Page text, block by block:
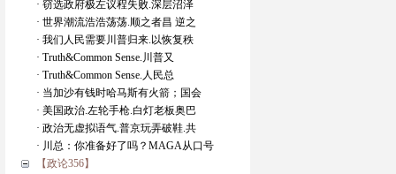
· 窃选政府极左议程失败.深层沼泽
· 世界潮流浩浩荡荡.顺之者昌 逆之
· 我们人民需要川普归来.以恢复秩
· Truth&Common Sense.川普又
· Truth&Common Sense.人民总
· 当加沙有钱时哈马斯有火箭；国会
· 美国政治.左轮手枪.白灯老板奥巴
· 政治无虚拟语气.普京玩弄破鞋.共
· 川总：你准备好了吗？MAGA从口号
【政论356】